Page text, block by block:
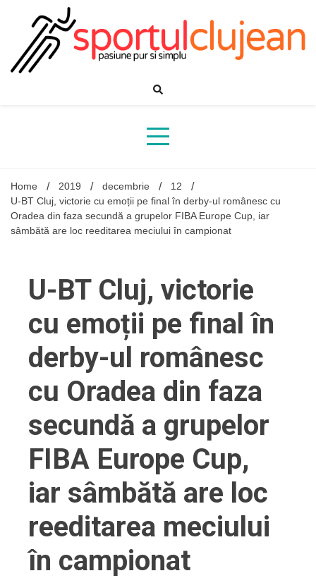
Home 2019 decembrie
12
U-BT Cluj, victorie cu emoții pe final în derby-ul românesc cu
Oradea din faza secundă a grupelor FIBA Europe Cup, iar
sâmbătă are loc reeditarea meciului în campionat
U-BT Cluj, victorie
cu emoții pe final în
derby-ul românesc
cu Oradea din faza
secundă a grupelor
FIBA Europe Cup,
iar sâmbătă are loc
reeditarea meciului
în campionat